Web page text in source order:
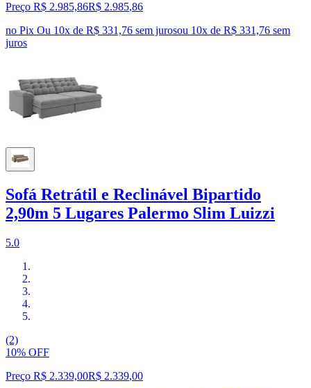
Preço R$ 2.985,86R$ 2.985,86
no Pix Ou 10x de R$ 331,76 sem jurosou 10x de R$ 331,76 sem
juros
Sofá Retrátil e Reclinável Bipartido
2,90m 5 Lugares Palermo Slim Luizzi
5.0
(2)
10% OFF
Preço R$ 2.339,00R$ 2.339,00